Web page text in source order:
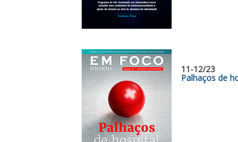
11-12/23
Palhaços de